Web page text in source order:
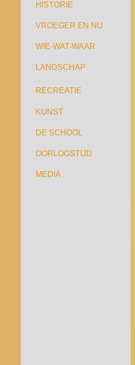
HISTORIE
VROEGER EN NU
WIE-WAT-WAAR
LANDSCHAP
RECREATIE
KUNST
DE SCHOOL
OORLOGSTIJD
MEDIA